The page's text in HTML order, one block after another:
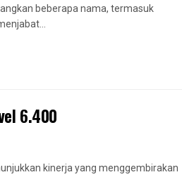
beberapa nama, termasuk
6.400
kinerja yang menggembirakan